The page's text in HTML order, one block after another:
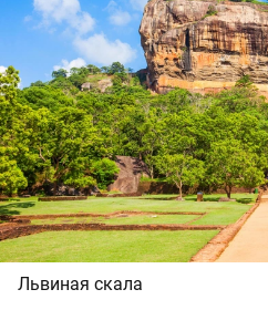
Львиная скала